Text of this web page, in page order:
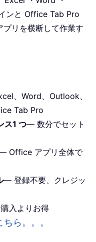
ンと Office Tab Pro
リを横断して作業す
、Word、Outlook、
Tab Pro
ス1 つ— 数分でセット
Office アプリ全体で
— 登録不要、クレジッ
入よりお得
ら。。。